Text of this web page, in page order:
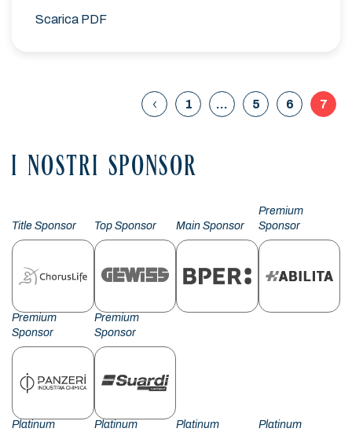
Scarica PDF
1 … 5 6 7
I NOSTRI SPONSOR
Title Sponsor Top Sponsor Main Sponsor
Premium
Sponsor
Premium
Sponsor
Premium
Sponsor
Platinum
Platinum
Platinum
Platinum